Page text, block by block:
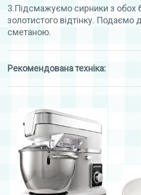
3.Підсмажуємо сирники з обох
золотистого відтінку. Подаємо
сметаною.
Рекомендована техніка: